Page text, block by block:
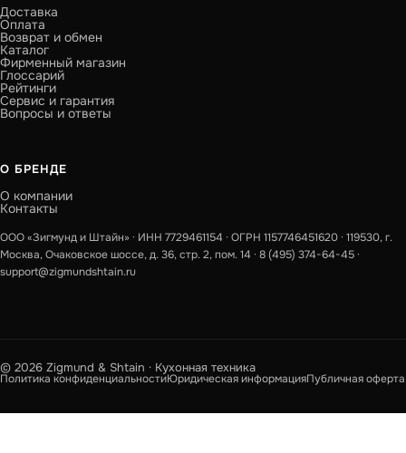
Доставка
Оплата
Возврат и обмен
Каталог
Фирменный магазин
Глоссарий
Рейтинги
Сервис и гарантия
Вопросы и ответы
О БРЕНДЕ
О компании
Контакты
ООО «Зигмунд и Штайн» · ИНН 7729461154 · ОГРН 1157746451620 · 119530, г.
Москва, Очаковское шоссе, д. 36, стр. 2, пом. 14 · 8 (495) 374-64-45 ·
support@zigmundshtain.ru
© 2026 Zigmund & Shtain · Кухонная техника
Политика конфиденциальностиЮридическая информацияПубличная оферта